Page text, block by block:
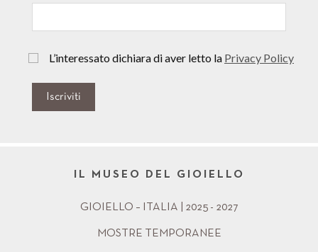
L’interessato dichiara di aver letto la Privacy Policy
Iscriviti
IL MUSEO DEL GIOIELLO
GIOIELLO – ITALIA | 2025 - 2027
MOSTRE TEMPORANEE